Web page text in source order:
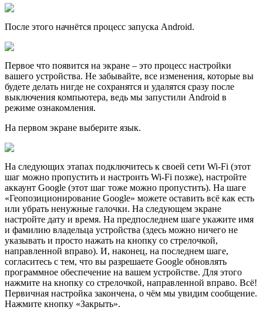
После этого начнётся процесс запуска Android.
Первое что появится на экране – это процесс настройки
вашего устройства. Не забывайте, все изменения, которые вы
будете делать нигде не сохранятся и удалятся сразу после
выключения компьютера, ведь мы запустили Android в
режиме ознакомления.
На первом экране выберите язык.
На следующих этапах подключитесь к своей сети Wi-Fi (этот
шаг можно пропустить и настроить Wi-Fi позже), настройте
аккаунт Google (этот шаг тоже можно пропустить). На шаге
«Геопозиционирование Google» можете оставить всё как есть
или убрать ненужные галочки. На следующем экране
настройте дату и время. На предпоследнем шаге укажите имя
и фамилию владельца устройства (здесь можно ничего не
указывать и просто нажать на кнопку со стрелочкой,
направленной вправо). И, наконец, на последнем шаге,
согласитесь с тем, что вы разрешаете Google обновлять
программное обеспечение на вашем устройстве. Для этого
нажмите на кнопку со стрелочкой, направленной вправо. Всё!
Первичная настройка закончена, о чём мы увидим сообщение.
Нажмите кнопку «Закрыть».